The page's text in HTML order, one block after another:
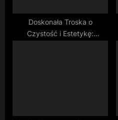
Doskonała Troska o
Czystość i Estetykę: